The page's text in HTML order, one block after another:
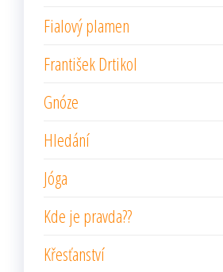
Fialový plamen
František Drtikol
Gnóze
Hledání
Jóga
Kde je pravda??
Křesťanství